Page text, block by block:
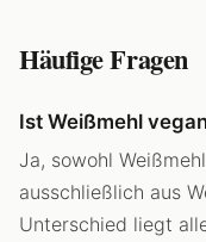
Häufige Fragen
Ist Weißmehl
Ja, sowohl
ausschließlich aus
Unterschied liegt